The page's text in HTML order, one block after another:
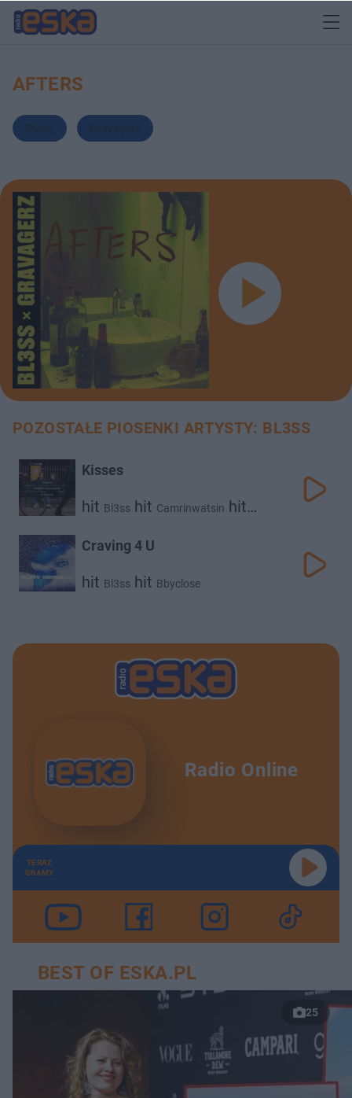
AFTERS
Bl3ss Gravagerz
POZOSTAŁE PIOSENKI ARTYSTY: BL3SS
Kisses
hit Bl3ss hit Camrinwatsin hit
Craving 4 U
hit Bl3ss hit Bbyclose
Radio Online
TERAZ
GRAMY
BEST OF ESKA.PL
25